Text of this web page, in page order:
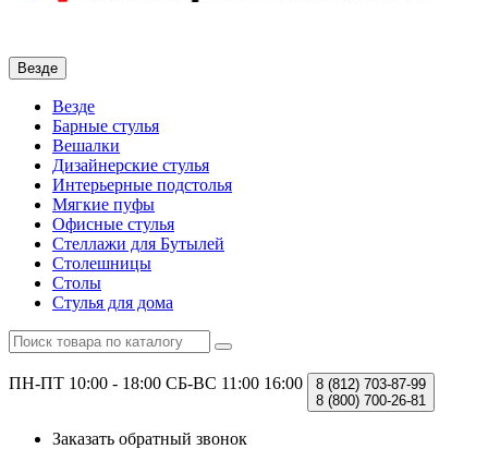
Везде
Везде
Барные стулья
Вешалки
Дизайнерские стулья
Интерьерные подстолья
Мягкие пуфы
Офисные стулья
Стеллажи для Бутылей
Столешницы
Столы
Стулья для дома
ПН-ПТ 10:00 - 18:00 СБ-ВС 11:00 16:00 8 (812) 703-87-99
8 (800) 700-26-81
Заказать обратный звонок